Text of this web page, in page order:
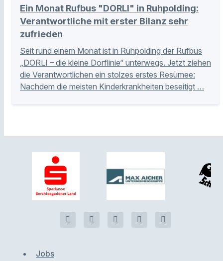
Ein Monat Rufbus "DORLI" in Ruhpolding:
Verantwortliche mit erster Bilanz sehr
zufrieden
Seit rund einem Monat ist in Ruhpolding der Rufbus
„DORLI – die kleine Dorflinie“ unterwegs. Jetzt ziehen
die Verantwortlichen ein stolzes erstes Resümee:
Nachdem die meisten Kinderkrankheiten beseitigt …
Jobs